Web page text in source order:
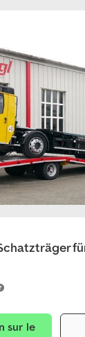
à disque |
saisie et de vente